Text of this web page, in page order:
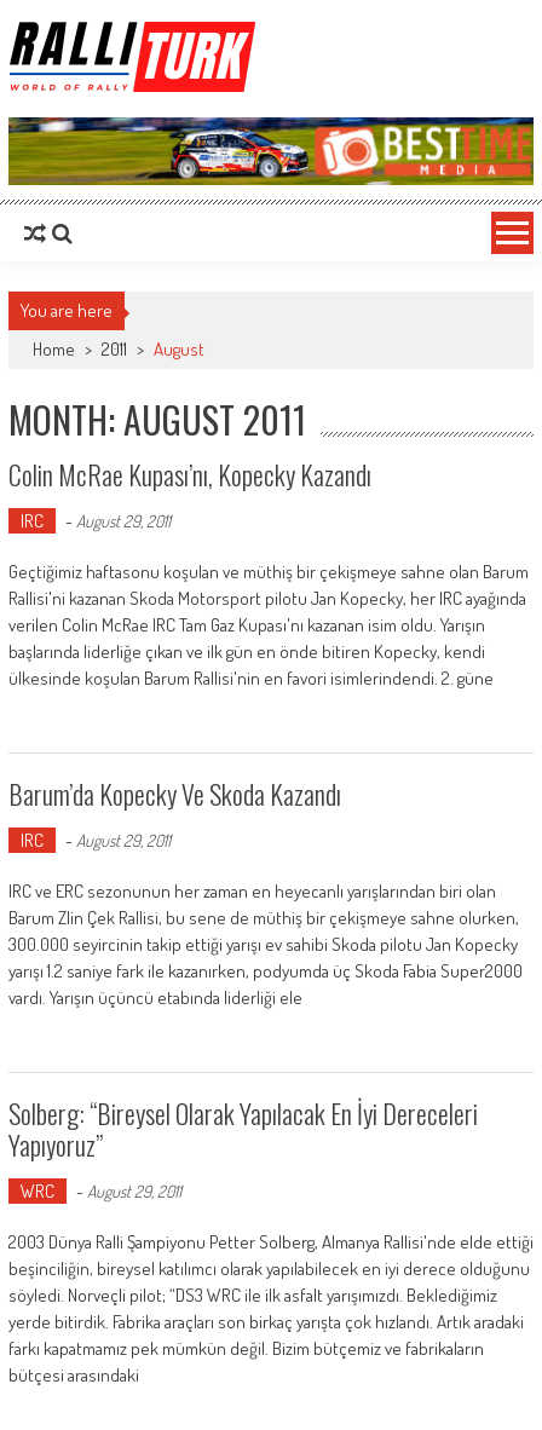
RalliTurk
You are here
Home > 2011 > August
MONTH: AUGUST 2011
Colin McRae Kupası’nı, Kopecky Kazandı
IRC - August 29, 2011
Geçtiğimiz haftasonu koşulan ve müthiş bir çekişmeye sahne olan Barum
Rallisi'ni kazanan Skoda Motorsport pilotu Jan Kopecky, her IRC ayağında
verilen Colin McRae IRC Tam Gaz Kupası'nı kazanan isim oldu. Yarışın
başlarında liderliğe çıkan ve ilk gün en önde bitiren Kopecky, kendi
ülkesinde koşulan Barum Rallisi'nin en favori isimlerindendi. 2. güne
Barum’da Kopecky Ve Skoda Kazandı
IRC - August 29, 2011
IRC ve ERC sezonunun her zaman en heyecanlı yarışlarından biri olan
Barum Zlin Çek Rallisi, bu sene de müthiş bir çekişmeye sahne olurken,
300.000 seyircinin takip ettiği yarışı ev sahibi Skoda pilotu Jan Kopecky
yarışı 1.2 saniye fark ile kazanırken, podyumda üç Skoda Fabia Super2000
vardı. Yarışın üçüncü etabında liderliği ele
Solberg: “Bireysel Olarak Yapılacak En İyi Dereceleri
Yapıyoruz”
WRC - August 29, 2011
2003 Dünya Ralli Şampiyonu Petter Solberg, Almanya Rallisi'nde elde ettiği
beşinciliğin, bireysel katılımcı olarak yapılabilecek en iyi derece olduğunu
söyledi. Norveçli pilot; “DS3 WRC ile ilk asfalt yarışımızdı. Beklediğimiz
yerde bitirdik. Fabrika araçları son birkaç yarışta çok hızlandı. Artık aradaki
farkı kapatmamız pek mümkün değil. Bizim bütçemiz ve fabrikaların
bütçesi arasındaki